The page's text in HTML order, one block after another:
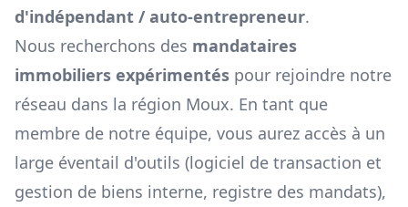
d'indépendant / auto-entrepreneur.
Nous recherchons des mandataires
immobiliers expérimentés pour rejoindre notre
réseau dans la région Moux. En tant que
membre de notre équipe, vous aurez accès à un
large éventail d'outils (logiciel de transaction et
gestion de biens interne, registre des mandats),